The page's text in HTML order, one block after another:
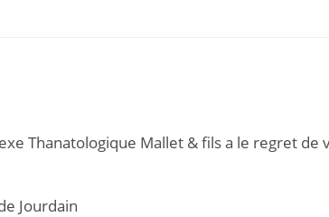
Thanatologique Mallet & fils a le regret de
Jourdain